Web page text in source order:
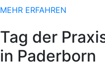
beim
Osterlauf“
MEHR ERFAHREN
Tag der
in Paderborn